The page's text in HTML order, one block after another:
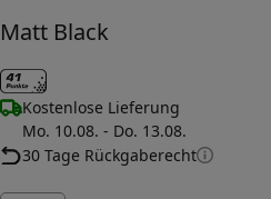
Matt Black
Kostenlose Lieferung
Mo. 10.08. - Do. 13.08.
30 Tage Rückgaberecht